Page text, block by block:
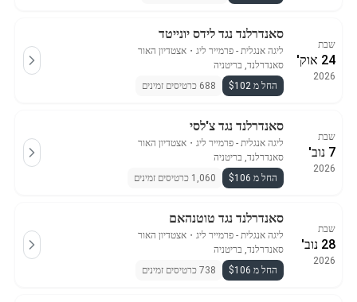
שבת
24 אוק'
2026
סאנדרלנד נגד לידס יונייטד
ליגה אנגלית - פרמייר ליג ・ אצטדיון האור
סאנדרלנד, בריטניה
החל מ $102
688 כרטיסים זמינים
שבת
7 נוב'
2026
סאנדרלנד נגד צ'לסי
ליגה אנגלית - פרמייר ליג ・ אצטדיון האור
סאנדרלנד, בריטניה
החל מ $106
1,060 כרטיסים זמינים
שבת
28 נוב'
2026
סאנדרלנד נגד טוטנהאם
ליגה אנגלית - פרמייר ליג ・ אצטדיון האור
סאנדרלנד, בריטניה
החל מ $106
738 כרטיסים זמינים